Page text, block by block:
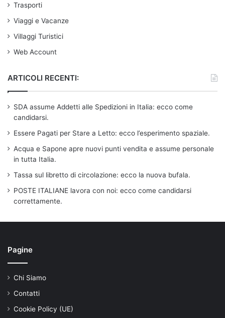
Trasporti
Viaggi e Vacanze
Villaggi Turistici
Web Account
ARTICOLI RECENTI:
SDA assume Addetti alle Spedizioni in Italia: ecco come
candidarsi.
Essere Pagati per Stare a Letto: ecco l’esperimento spaziale.
Acqua e Sapone apre nuovi punti vendita e assume personale
in tutta Italia.
Tassa sul libretto di circolazione: ecco la nuova bufala.
POSTE ITALIANE lavora con noi: ecco come candidarsi
correttamente.
Pagine
Chi Siamo
Contatti
Cookie Policy (UE)